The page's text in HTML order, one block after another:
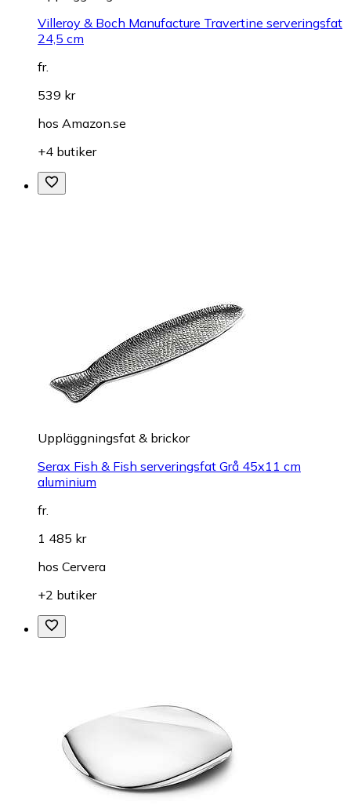
Villeroy & Boch Manufacture Travertine serveringsfat
24,5 cm
fr.
539 kr
hos Amazon.se
+4 butiker
Uppläggningsfat & brickor
Serax Fish & Fish serveringsfat Grå 45x11 cm
aluminium
fr.
1 485 kr
hos Cervera
+2 butiker